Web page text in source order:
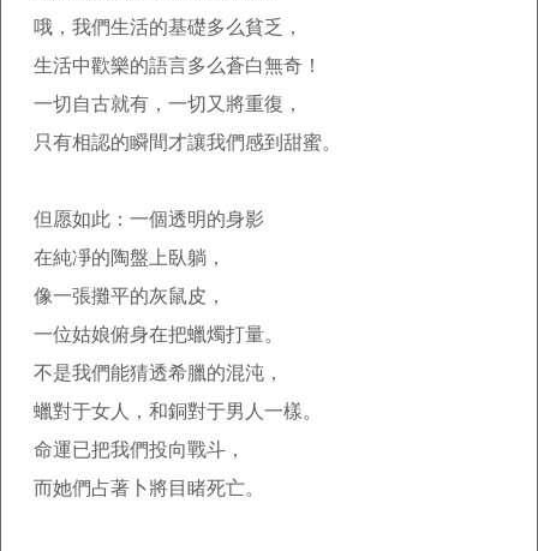
哦，我們生活的基礎多么貧乏，
生活中歡樂的語言多么蒼白無奇！
一切自古就有，一切又將重復，
只有相認的瞬間才讓我們感到甜蜜。
但愿如此：一個透明的身影
在純凈的陶盤上臥躺，
像一張攤平的灰鼠皮，
一位姑娘俯身在把蠟燭打量。
不是我們能猜透希臘的混沌，
蠟對于女人，和銅對于男人一樣。
命運已把我們投向戰斗，
而她們占著卜將目睹死亡。